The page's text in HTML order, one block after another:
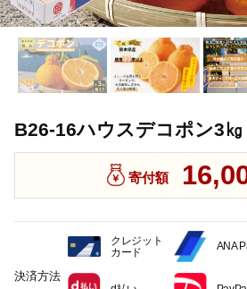
B26-16ハウスデコポン3㎏
寄付額
決済方法
クレジット
カード
ANA